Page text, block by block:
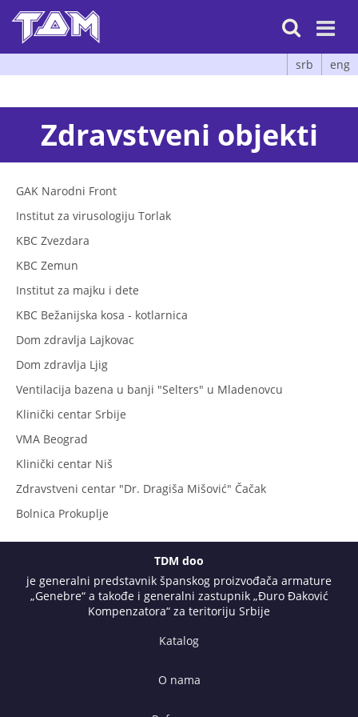

srb eng
Zdravstveni objekti
GAK Narodni Front
Institut za virusologiju Torlak
KBC Zvezdara
KBC Zemun
Institut za majku i dete
KBC Bežanijska kosa - kotlarnica
Dom zdravlja Lajkovac
Dom zdravlja Ljig
Ventilacija bazena u banji "Selters" u Mladenovcu
Klinički centar Srbije
VMA Beograd
Klinički centar Niš
Zdravstveni centar "Dr. Dragiša Mišović" Čačak
Bolnica Prokuplje
TDM doo
je generalni predstavnik španskog proizvođača armature
„Genebre“ a takođe i generalni zastupnik „Đuro Đaković
Kompenzatora“ za teritoriju Srbije
Katalog
O nama